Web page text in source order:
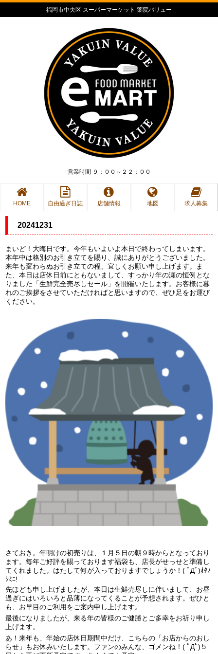
福岡市中央区 スーパーマーケット 薬院バリュー
営業時間 ９：００～２２：００
HOME 自由過ぎ日誌 店舗情報 地図 求人募集
20241231
まいど！大晦日です。今年もいよいよ本日で終わってしまいます。
本年中は格別のお引き立てを賜り、誠にありがとうございました。
来年も変わらぬお引き立ての程、宜しくお願い申し上げます。ま
た、本日は店休日前にともないまして、すっかり年の瀬の恒例とな
りました「生鮮完全売尽しセール」を開催いたします。お客様に暮
れのご挨拶をさせていただければと思いますので、ぜひ足をお運び
ください。
さておき。年明けの初売りは、１月５日の朝９時からとなっており
ます。毎年ご好評を賜っております福袋も、店長がせっせと準備し
てくれました。はたして何が入っておりますでしょうか！( ﾟДﾟ)ｵﾀﾉ
ｼﾐﾆ!
先ほども申し上げましたが、本日は生鮮売尽しに伴いまして、お昼
過ぎにはいろいろと品薄になってくることが予想されます。ぜひと
も、お早目のご利用をご案内申し上げます。
最後になりましたが、来る年の皆様のご健勝とご多幸をお祈り申し
上げます。
あ！来年も、年始の店休日期間中だけ、こちらの「お店からのおし
らせ」もお休みいたします。ファンのみんな、ゴメンね！( ﾟДﾟ)５